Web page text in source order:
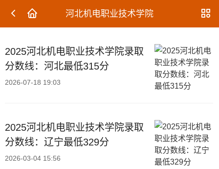
河北机电职业技术学院
2025河北机电职业技术学院录取
分数线：河北最低315分
2026-07-18 19:03
2025河北机电职业技术学院录取
分数线：辽宁最低329分
2026-03-04 15:56